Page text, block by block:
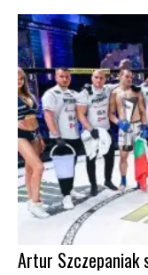
Artur Szczepaniak